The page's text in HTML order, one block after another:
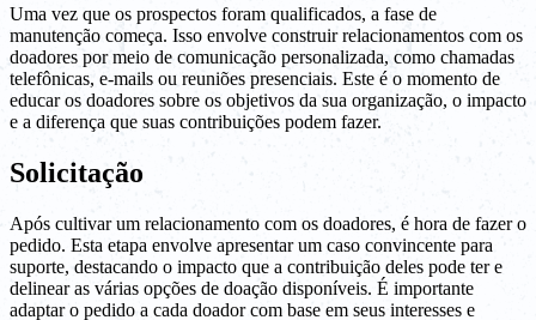
Uma vez que os prospectos foram qualificados, a fase de
manutenção começa. Isso envolve construir relacionamentos com os
doadores por meio de comunicação personalizada, como chamadas
telefônicas, e-mails ou reuniões presenciais. Este é o momento de
educar os doadores sobre os objetivos da sua organização, o impacto
e a diferença que suas contribuições podem fazer.
Solicitação
Após cultivar um relacionamento com os doadores, é hora de fazer o
pedido. Esta etapa envolve apresentar um caso convincente para
suporte, destacando o impacto que a contribuição deles pode ter e
delinear as várias opções de doação disponíveis. É importante
adaptar o pedido a cada doador com base em seus interesses e